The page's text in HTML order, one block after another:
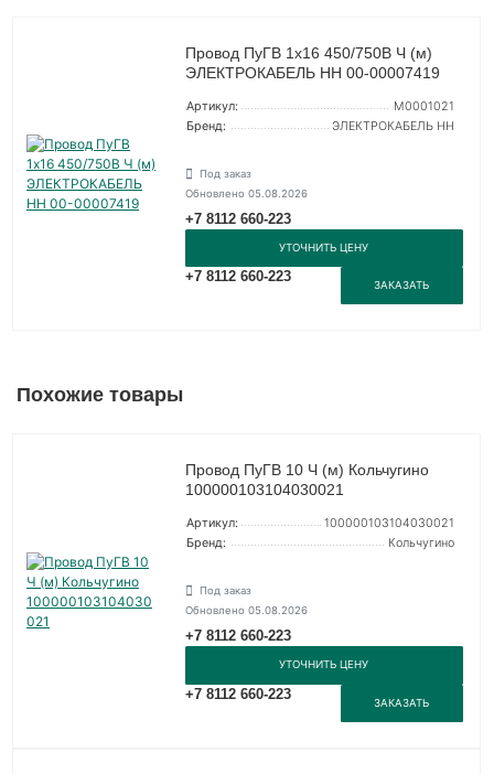
Провод ПуГВ 1х16 450/750В Ч (м)
ЭЛЕКТРОКАБЕЛЬ НН 00-00007419
Артикул:
M0001021
Бренд:
ЭЛЕКТРОКАБЕЛЬ НН
Под заказ
Обновлено 05.08.2026
+7 8112 660-223
УТОЧНИТЬ ЦЕНУ
+7 8112 660-223
ЗАКАЗАТЬ
Похожие товары
Провод ПуГВ 10 Ч (м) Кольчугино
100000103104030021
Артикул:
100000103104030021
Бренд:
Кольчугино
Под заказ
Обновлено 05.08.2026
+7 8112 660-223
УТОЧНИТЬ ЦЕНУ
+7 8112 660-223
ЗАКАЗАТЬ